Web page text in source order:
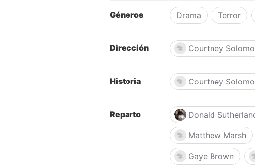
Géneros Drama Terror
Dirección Courtney
Historia Courtney
Reparto Donald
Matthew Marsh
Gaye Brown